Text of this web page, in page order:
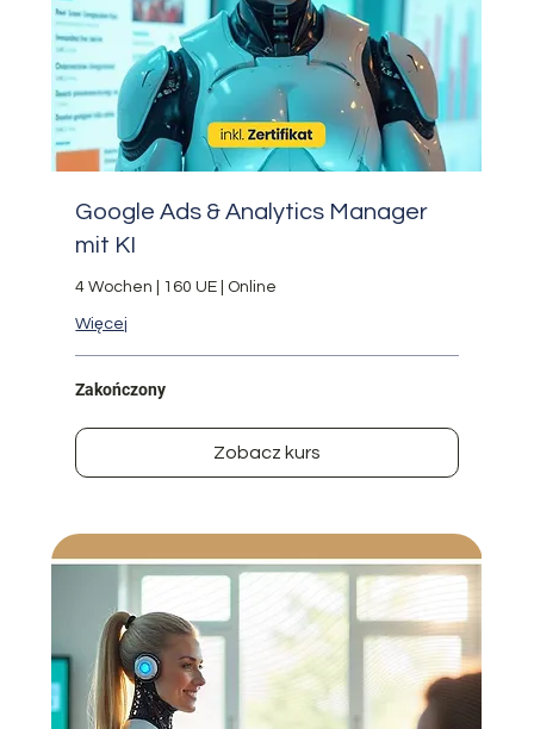
Google Ads & Analytics Manager
mit KI
4 Wochen | 160 UE | Online
Więcej
Zakończony
Zobacz kurs